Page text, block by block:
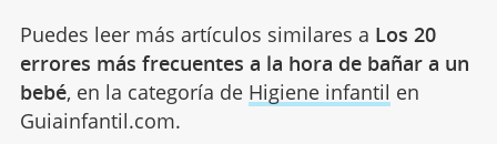
Puedes leer más artículos similares a Los 20
errores más frecuentes a la hora de bañar a un
bebé, en la categoría de Higiene infantil en
Guiainfantil.com.